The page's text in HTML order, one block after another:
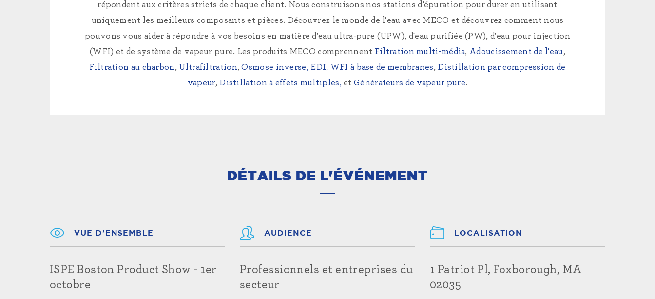
répondent aux critères stricts de chaque client. Nous construisons nos stations d'épuration pour durer en utilisant
uniquement les meilleurs composants et pièces. Découvrez le monde de l'eau avec MECO et découvrez comment nous
pouvons vous aider à répondre à vos besoins en matière d'eau ultra-pure (UPW), d'eau purifiée (PW), d'eau pour injection
(WFI) et de système de vapeur pure. Les produits MECO comprennent Filtration multi-média, Adoucissement de l'eau,
Filtration au charbon, Ultrafiltration,Osmose inverse, EDI, WFI à base de membranes, Distillation par compression de
vapeur, Distillation à effets multiples,etGénérateurs de vapeur pure.
DÉTAILS DE L'ÉVÉNEMENT
VUE D'ENSEMBLE
ISPE Boston Product Show - 1er
octobre
AUDIENCE
Professionnels et entreprises du
secteur
LOCALISATION
1 Patriot Pl, Foxborough, MA
02035